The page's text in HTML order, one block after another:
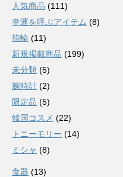
人気商品 (111)
幸運を呼ぶアイテム (8)
指輪 (11)
新規掲載商品 (199)
未分類 (5)
腕時計 (2)
限定品 (5)
韓国コスメ (22)
トニーモリー (14)
ミシャ (8)
食器 (13)